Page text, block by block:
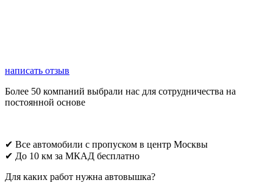
написать отзыв
Более 50 компаний выбрали нас для сотрудничества на
постоянной основе
✔ Все автомобили с пропуском в центр Москвы
✔ До 10 км за МКАД бесплатно
Для каких работ нужна автовышка?